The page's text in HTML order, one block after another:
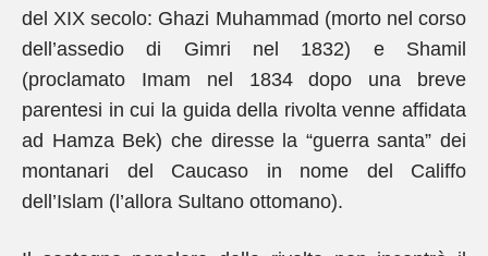
del XIX secolo: Ghazi Muhammad (morto nel corso
dell’assedio di Gimri nel 1832) e Shamil
(proclamato Imam nel 1834 dopo una breve
parentesi in cui la guida della rivolta venne affidata
ad Hamza Bek) che diresse la “guerra santa” dei
montanari del Caucaso in nome del Califfo
dell’Islam (l’allora Sultano ottomano).